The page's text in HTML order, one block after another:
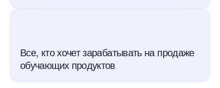
Все, кто хочет зарабатывать на продаже
обучающих продуктов